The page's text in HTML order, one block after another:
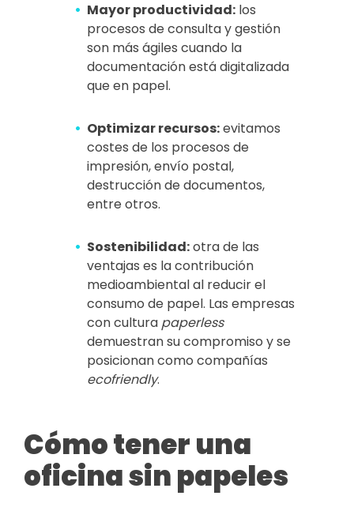
Mayor productividad: los
procesos de consulta y gestión
son más ágiles cuando la
documentación está digitalizada
que en papel.
Optimizar recursos:evitamos
costes de los procesos de
impresión, envío postal,
destrucción de documentos,
entre otros.
Sostenibilidad:otra de las
ventajas es la contribución
medioambiental al reducir el
consumo de papel. Las empresas
con cultura paperless
demuestran su compromiso y se
posicionan como compañías
ecofriendly.
Cómo tener una
oficina sin papeles